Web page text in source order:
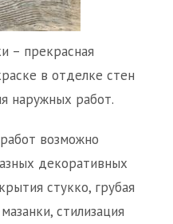
– прекрасная
в отделке стен
наружных работ.
возможно
декоративных
стукко, грубая
стилизация